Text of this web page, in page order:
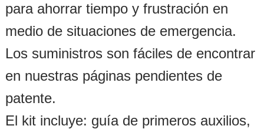
para ahorrar tiempo y frustración en
medio de situaciones de emergencia.
Los suministros son fáciles de encontrar
en nuestras páginas pendientes de
patente.
El kit incluye: guía de primeros auxilios,